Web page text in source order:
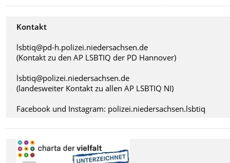
Kontakt
lsbtiq@pd-h.polizei.niedersachsen.de
(Kontakt zu den AP LSBTIQ der PD Hannover)
lsbtiq@polizei.niedersachsen.de
(landesweiter Kontakt zu allen AP LSBTIQ NI)
Facebook und Instagram: polizei.niedersachsen.lsbtiq